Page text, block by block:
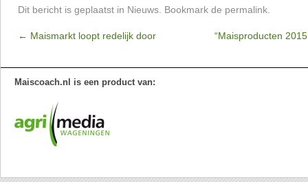
Dit bericht is geplaatst in Nieuws . Bookmark de permalink
← Maismarkt loopt redelijk door “Maisproducten
Maiscoach.nl is een product van: